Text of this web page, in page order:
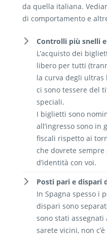
da quella italiana.
di comportamento e
Controlli più snelli
L’acquisto dei
libero per tutti
la curva degli ultras
ci sono tessere del
speciali.
I biglietti sono
all’ingresso sono in
fiscali rispetto ai
che dovrete
d’identità con voi.
Posti pari e dispari
In Spagna spesso i
dispari sono
sono stati assegnati
sarete vicini, non